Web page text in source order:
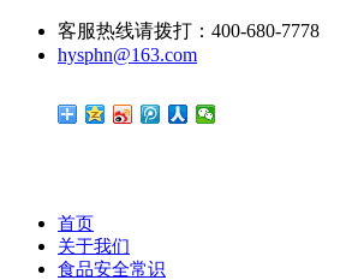
客服热线请拨打：400-680-7778
hysphn@163.com
首页
关于我们
食品安全常识